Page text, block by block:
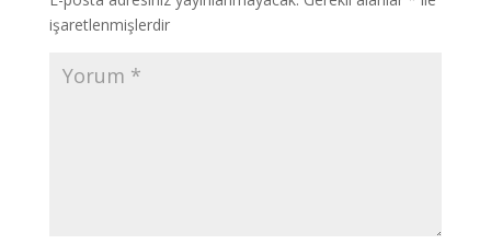
işaretlenmişlerdir